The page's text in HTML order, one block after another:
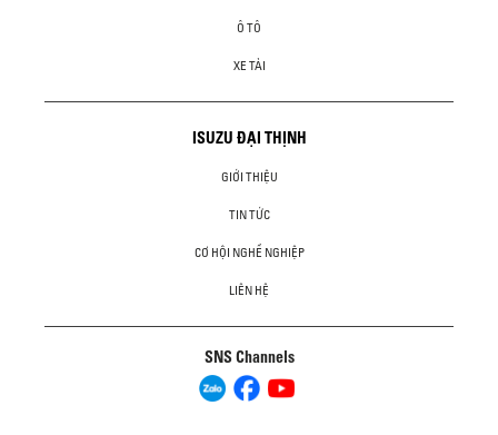
Ô TÔ
XE TẢI
ISUZU ĐẠI THỊNH
GIỚI THIỆU
TIN TỨC
CƠ HỘI NGHỀ NGHIỆP
LIÊN HỆ
SNS Channels